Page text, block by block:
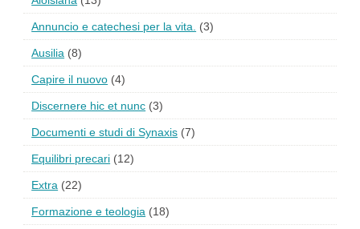
Annuncio e catechesi per la vita. (3)
Ausilia (8)
Capire il nuovo (4)
Discernere hic et nunc (3)
Documenti e studi di Synaxis (7)
Equilibri precari (12)
Extra (22)
Formazione e teologia (18)